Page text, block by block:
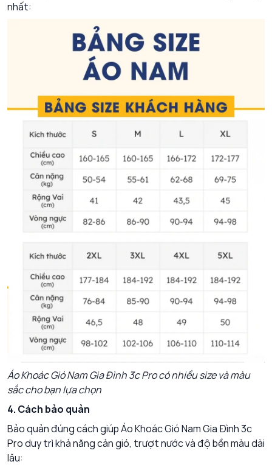
nhất:
Áo Khoác Gió Nam Gia Đình 3c Pro có nhiều size và màu
sắc cho bạn lựa chọn
4. Cách bảo quản
Bảo quản đúng cách giúpÁo Khoác Gió Nam Gia Đình 3c
Produy trì khả năng cản gió, trượt nước và độ bền màu dài
lâu: